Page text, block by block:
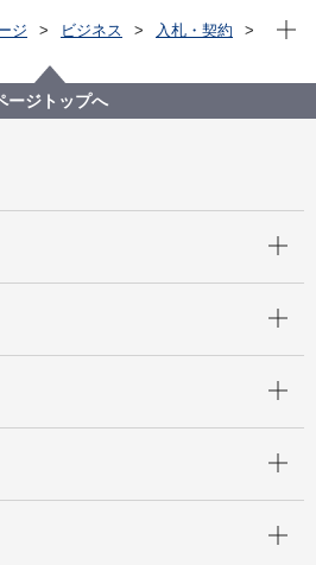
ジ ビジネス
入札・契約
【公募型指名競争入札】横浜市立特
両等運行業務委託 （中村特別支援学
現在
ージトップへ